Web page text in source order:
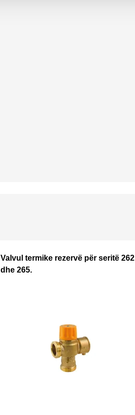
Valvul termike rezervë për seritë 262
dhe 265.